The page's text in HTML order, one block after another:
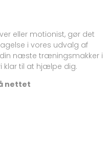
eller motionist, gør det
i vores udvalg af
næste træningsmakker i
klar til at hjælpe dig.
nettet